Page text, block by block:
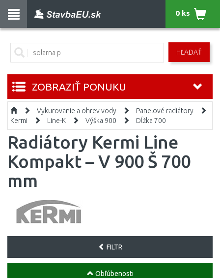
HĽADAŤ
0 ks
ZOBRAZIŤ PONUKU
Vykurovanie a ohrev vody
Panelové radiátory
Kermi
Line-K Výška 900 Dĺžka 700
Radiátory Kermi Line
Kompakt – V 900 Š 700
mm
FILTR
Obľúbenosti